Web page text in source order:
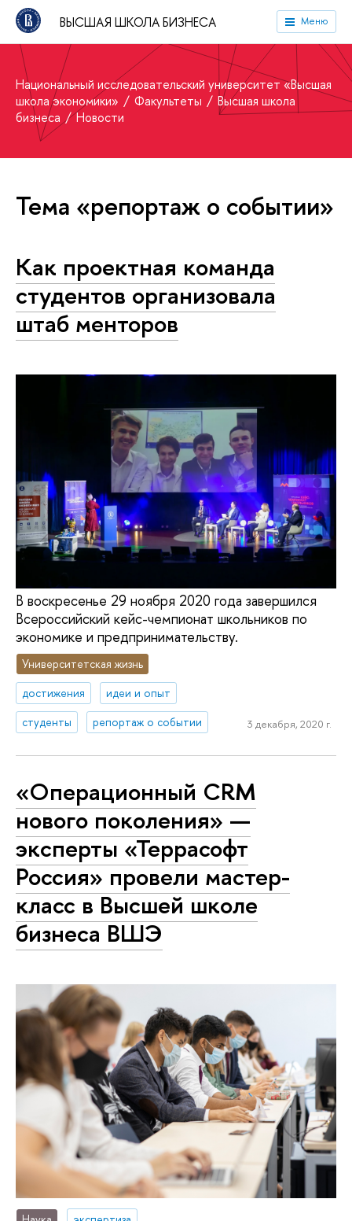
ВЫСШАЯ ШКОЛА БИЗНЕСА Меню
Национальный исследовательский университет «Высшая
школа экономики»
Факультеты
Высшая школа
бизнеса
Новости
Тема «репортаж о событии»
Как проектная команда
студентов организовала
штаб менторов
В воскресенье 29 ноября 2020 года завершился
Всероссийский кейс-чемпионат школьников по
экономике и предпринимательству.
Университетская жизнь
достижения
идеи и опыт
студенты
репортаж о событии 3 декабря, 2020 г.
«Операционный CRM
нового поколения» —
эксперты «Террасофт
Россия» провели мастер-
класс в Высшей школе
бизнеса ВШЭ